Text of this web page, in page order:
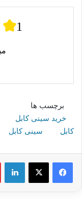
1
برچسب ها
خرید سینی کابل
کابل
سینی کابل